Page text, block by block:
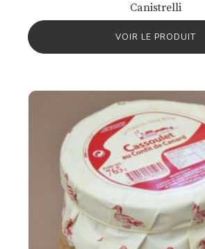
Canistrelli
VOIR LE PRODUIT